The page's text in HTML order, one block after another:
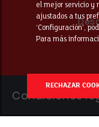
Condiciones
el mejor servicio y
ajustados a tus
‘Configuración’,
Para más
RECHAZAR